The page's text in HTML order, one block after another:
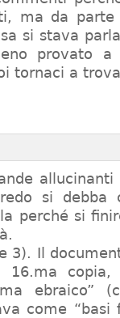
ma da parte
si stava
provato a
tornaci a
si debba
perché si
3). Il
16.ma copia,
ebraico”
come “basi